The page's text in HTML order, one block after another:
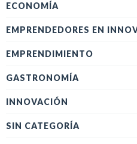
ECONOMÍA
EMPRENDEDORES EN
EMPRENDIMIENTO
GASTRONOMÍA
INNOVACIÓN
SIN CATEGORÍA